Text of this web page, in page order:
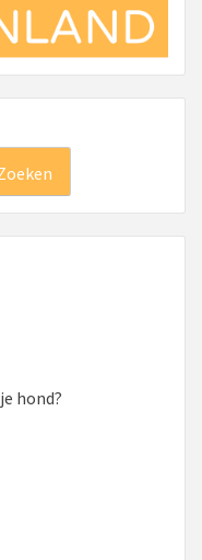
hond?